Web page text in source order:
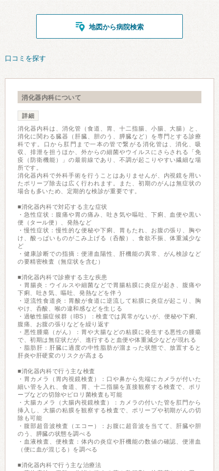
地図から病院検索
口コミを探す
消化器内科について
詳細
消化器内科は、消化管（食道、胃、十二指腸、小腸、大腸）と、
消化に関わる臓器（肝臓、胆のう、膵臓など）を専門とする診療
科です。口から肛門まで一本の管で繋がる消化管は、消化、吸
収、排泄を担うほか、外からの細菌やウイルスにさらされる「免
疫（防衛機能）」の最前線であり、不調が起こりやすい繊細な場
所です。
消化器内科で外科手術を行うことはありませんが、内視鏡を用い
たポリープ除去は広く行われます。また、初期のがんは無症状の
場合も多いため、定期的な検診が重要です。
■消化器内科で対応する主な症状
・急性症状：腹痛や胃の痛み、吐き気や嘔吐、下痢、血便や黒い
便（タール便）、発熱など
・慢性症状：慢性的な便秘や下痢、胃もたれ、お腹の張り、胸や
け、酸っぱいものがこみ上げる（呑酸）、食欲不振、体重減少な
ど
・健康診断での指摘：便潜血陽性、肝機能の異常、がん検診など
の要精密検査（無症状を含む）
■消化器内科で診療する主な疾患
・胃腸炎：ウイルスや細菌などで胃腸粘膜に炎症が起き、腹痛や
下痢、吐き気、嘔吐、発熱などを伴う
・逆流性食道炎：胃酸が食道に逆流して粘膜に炎症が起こり、胸
やけ、呑酸、喉の違和感などを生じる
・過敏性腸症候群（IBS）：検査では異常がないが、便秘や下痢、
腹痛、お腹の張りなどを繰り返す
・悪性腫瘍（がん）：胃や大腸などの粘膜に発生する悪性の腫瘍
で、初期は無症状だが、進行すると血便や体重減少などが現れる
・脂肪肝：肝臓に過度の中性脂肪が溜まった状態で、放置すると
肝炎や肝硬変のリスクが高まる
■消化器内科で行う主な検査
・胃カメラ（胃内視鏡検査）：口や鼻から先端にカメラが付いた
細い管を入れ、食道、胃、十二指腸を直接観察する検査で、ポリ
ープなどの切除やピロリ菌検査も可能
・大腸カメラ（大腸内視鏡検査）：カメラの付いた管を肛門から
挿入し、大腸の粘膜を観察する検査で、ポリープや初期がんの切
除も可能
・腹部超音波検査（エコー）：お腹に超音波を当てて、肝臓や胆
のう、膵臓の状態を調べる
・血液検査、便検査：体内の炎症や肝機能の数値の確認、便潜血
（便に血が混じる）を調べる
■消化器内科で行う主な治療法